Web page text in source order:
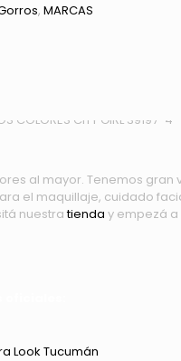
, MARCAS
al mayor. Tenemos gran
el maquillaje, cuidado
nuestratienda y empezá a
Look Tucumán